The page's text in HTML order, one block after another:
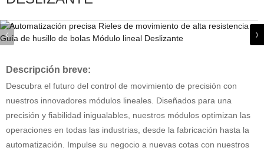
Descripción breve:
Descubra el futuro del control de movimiento de precisión con
nuestros innovadores módulos lineales. Diseñados para una
precisión y fiabilidad inigualables, nuestros módulos optimizan las
operaciones en todas las industrias, desde la fabricación hasta la
automatización. Impulse su negocio a nuevas cotas con nuestros